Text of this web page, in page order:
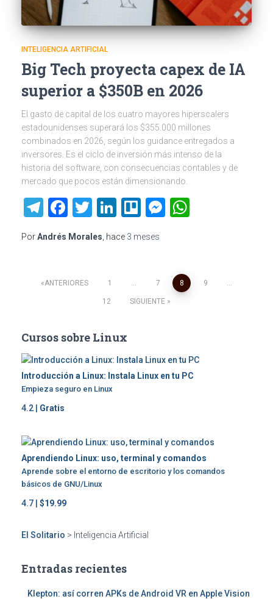
INTELIGENCIA ARTIFICIAL
Big Tech proyecta capex de IA
superior a $350B en 2026
El gasto de capital de los cuatro mayores hiperscalers
estadounidenses superará los $355.000 millones
combinados en 2026, según los guidance entregados a
inversores. Es el ciclo de inversión más intenso de la
historia del software, con consecuencias contables y de
mercado que pocos están dimensionando.
Telegram
Facebook
Twitter
LinkedIn
TrelloMessenger
PorAndrés Morales , hace 3 meses
Paginación
entradas
ANTERIORES 1 … 7 8 9 …
12 SIGUIENTE
Cursos sobre Linux
Introducción a Linux: Instala Linux en tu PC
Empieza seguro en Linux
4.2 | Gratis
Aprendiendo Linux: uso, terminal y comandos
Aprende sobre el entorno de escritorio y los comandos
básicos de GNU/Linux
4.7 | $19.99
El Solitario > Inteligencia Artificial
Entradas recientes
Klepton: así corren APKs de Android VR en Apple Vision